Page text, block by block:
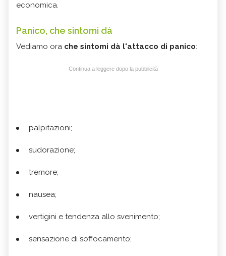
economica.
Panico, che sintomi dà
Vediamo ora che sintomi dà l'attacco di panico:
Continua a leggere dopo la pubblicità
palpitazioni;
sudorazione;
tremore;
nausea;
vertigini e tendenza allo svenimento;
sensazione di soffocamento;